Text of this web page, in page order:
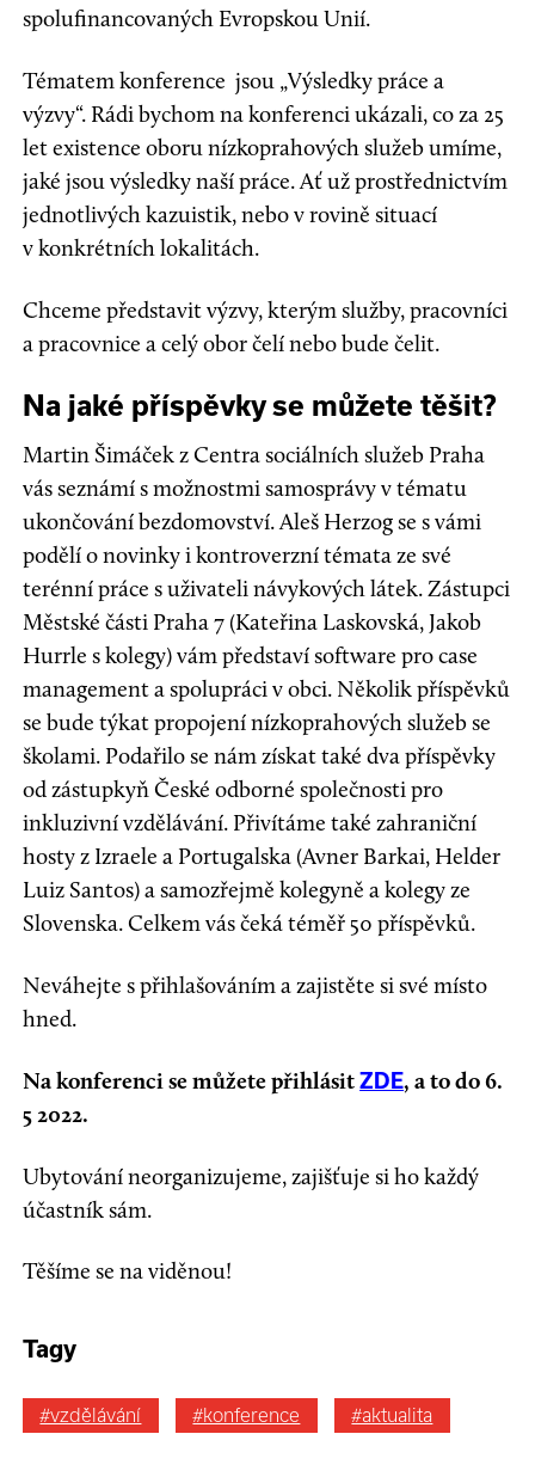
spolufinancovaných Evropskou Unií.
Tématem konference jsou „Výsledky práce a
výzvy“. Rádi bychom na konferenci ukázali, co za 25
let existence oboru nízkoprahových služeb umíme,
jaké jsou výsledky naší práce. Ať už prostřednictvím
jednotlivých kazuistik, nebo v rovině situací
v konkrétních lokalitách.
Chceme představit výzvy, kterým služby, pracovníci
a pracovnice a celý obor čelí nebo bude čelit.
Na jaké příspěvky se můžete těšit?
Martin Šimáček z Centra sociálních služeb Praha
vás seznámí s možnostmi samosprávy v tématu
ukončování bezdomovství. Aleš Herzog se s vámi
podělí o novinky i kontroverzní témata ze své
terénní práce s uživateli návykových látek. Zástupci
Městské části Praha 7 (Kateřina Laskovská, Jakob
Hurrle s kolegy) vám představí software pro case
management a spolupráci v obci. Několik příspěvků
se bude týkat propojení nízkoprahových služeb se
školami. Podařilo se nám získat také dva příspěvky
od zástupkyň České odborné společnosti pro
inkluzivní vzdělávání. Přivítáme také zahraniční
hosty z Izraele a Portugalska (Avner Barkai, Helder
Luiz Santos) a samozřejmě kolegyně a kolegy ze
Slovenska. Celkem vás čeká téměř 50 příspěvků.
Neváhejte s přihlašováním a zajistěte si své místo
hned.
Na konferenci se můžete přihlásitZDE, a to do 6.
5 2022.
Ubytování neorganizujeme, zajišťuje si ho každý
účastník sám.
Těšíme se na viděnou!
Tagy
#vzdělávání #konference #aktualita